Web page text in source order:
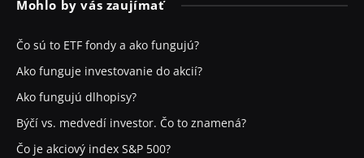
Mohlo by vás zaujímať
Čo sú to ETF fondy a ako fungujú?
Ako funguje investovanie do akcií?
Ako fungujú dlhopisy?
Býčí vs. medvedí investor. Čo to znamená?
Čo je akciový index S&P 500?